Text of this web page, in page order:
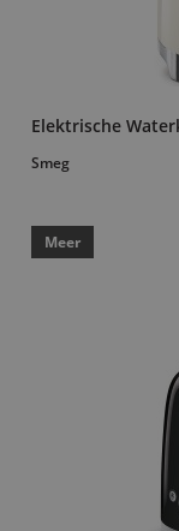
Elektrische
Smeg
Meer